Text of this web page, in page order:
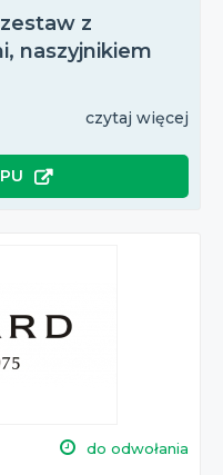
z
naszyjnikiem
czytaj więcej
do odwołania